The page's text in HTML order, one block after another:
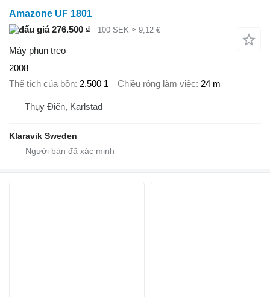
Amazone UF 1801
276.500 ₫
100 SEK ≈ 9,12 €
Máy phun treo
2008
Thể tích của bồn 2.500 1 Chiều rộng làm việc 24 m
Thụy Điển, Karlstad
Klaravik Sweden